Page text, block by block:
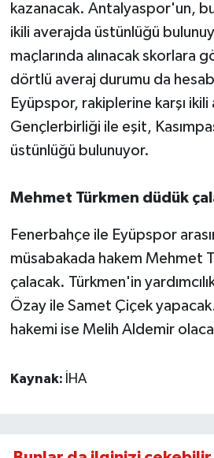
kazanacak. Antalyaspor'un, bu
ikili averajda üstünlüğü
maçlarında alınacak skorlara
dörtlü averaj durumu da
Eyüpspor, rakiplerine karşı
Gençlerbirliği ile eşit,
üstünlüğü bulunuyor.
Mehmet Türkmen düdük
Fenerbahçe ile Eyüpspor
müsabakada hakem Mehmet
çalacak. Türkmen'in
Özay ile Samet Çiçek
hakemi ise Melih Aldemir
Kaynak: İHA